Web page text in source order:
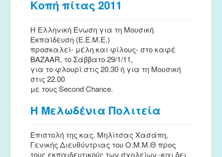
Κοπή πίτας 2011
H Ελληνική Ένωση για τη Μουσική
Εκπαίδευση (Ε.Ε.Μ.Ε.)
προσκαλεί- μέλη και φίλους- στο καφέ
BAZAAR, το Σάββατο 29/1/11,
για το φλουρί στις 20.30 ή για τη Μουσική
στις 22.00
με τους Second Chance.
Η Μελωδένια Πολιτεία
Επιστολή της κας. Μηλίτσας Χασάπη,
Γενικής Διευθύντριας του Ο.Μ.Μ.Θ προς
τους εκπαιδευτικούς των σχολείων -και δει